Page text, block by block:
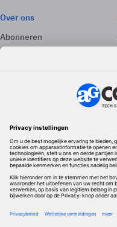
Over ons
Abonneren
Adverteren
Volg ons
Redactionele partner